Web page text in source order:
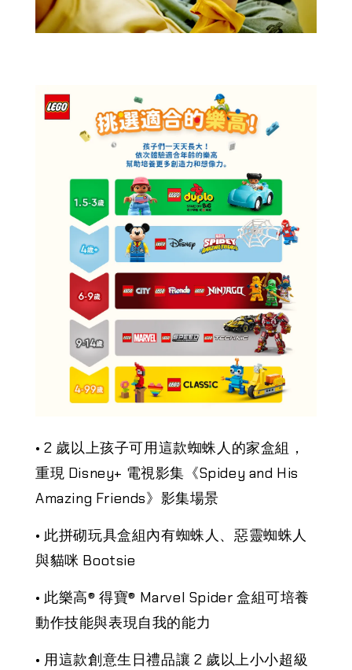
• 2 歲以上孩子可用這款蜘蛛人的家盒組，
重現 Disney+ 電視影集《Spidey and His
Amazing Friends》影集場景
• 此拼砌玩具盒組內有蜘蛛人、惡靈蜘蛛人
與貓咪 Bootsie
• 此樂高® 得寶® Marvel Spider 盒組可培養
動作技能與表現自我的能力
• 用這款創意生日禮品讓 2 歲以上小小超級